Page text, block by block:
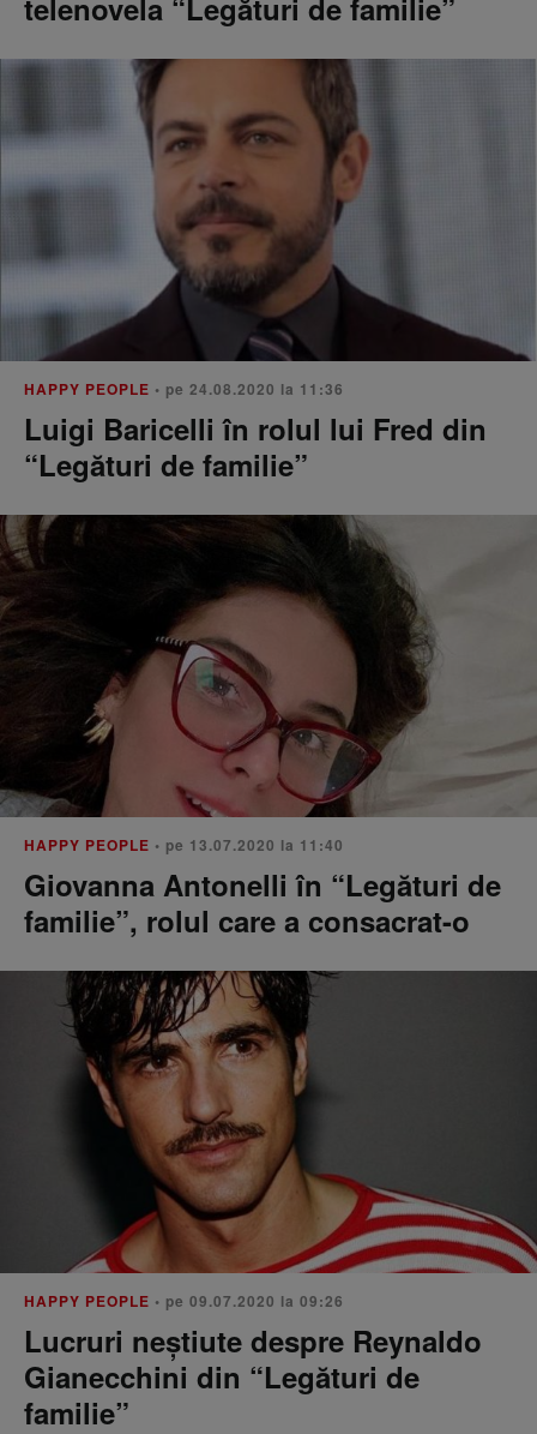
telenovela “Legături de familie”
HAPPY PEOPLE • pe 24.08.2020 la 11:36
Luigi Baricelli în rolul lui Fred din
“Legături de familie”
HAPPY PEOPLE • pe 13.07.2020 la 11:40
Giovanna Antonelli în “Legături de
familie”, rolul care a consacrat-o
HAPPY PEOPLE • pe 09.07.2020 la 09:26
Lucruri neștiute despre Reynaldo
Gianecchini din “Legături de
familie”